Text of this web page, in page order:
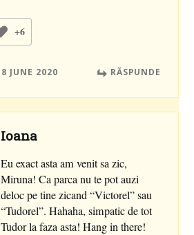
+6
8 JUNE 2020 RĂSPUNDE
Ioana
Eu exact asta am venit sa zic,
Miruna! Ca parca nu te pot auzi
deloc pe tine zicand “Victorel” sau
“Tudorel”. Hahaha, simpatic de tot
Tudor la faza asta! Hang in there!